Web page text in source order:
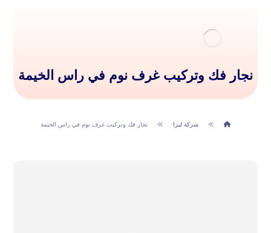
نجار فك وتركيب غرف نوم في راس الخيمة
شركة ليزا نجار فك وتركيب غرف نوم في راس الخيمة